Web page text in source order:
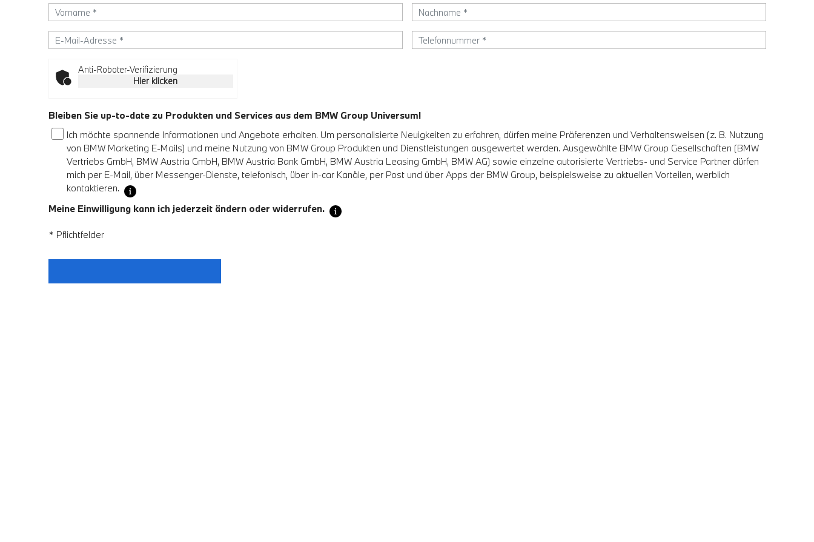
Anti-Roboter-Verifizierung
Hier klicken
Bleiben Sie up-to-date zu Produkten und Services aus dem BMW Group Universum!
Ich möchte spannende Informationen und Angebote erhalten. Um personalisierte Neuigkeiten zu erfahren, dürfen meine Präferenzen und Verhaltensweisen (z. B. Nutzung
von BMW Marketing E-Mails) und meine Nutzung von BMW Group Produkten und Dienstleistungen ausgewertet werden. Ausgewählte BMW Group Gesellschaften (BMW
Vertriebs GmbH, BMW Austria GmbH, BMW Austria Bank GmbH, BMW Austria Leasing GmbH, BMW AG) sowie einzelne autorisierte Vertriebs- und Service Partner dürfen
mich per E-Mail, über Messenger-Dienste, telefonisch, über in-car Kanäle, per Post und über Apps der BMW Group, beispielsweise zu aktuellen Vorteilen, werblich
kontaktieren.
Meine Einwilligung kann ich jederzeit ändern oder widerrufen.
* Pflichtfelder